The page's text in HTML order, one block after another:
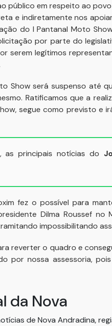
público em respeito ao
e indiretamente nos
do I Pantanal Moto
por parte do
serem legítimos
Show será suspenso até
Ratificamos que a
segue como previsto e
, as principais notícias do
fez o possível para
Dilma Roussef no
impossibilitando
reverter o quadro e
por nossa assessoria,
da Nova
de Nova Andradina,